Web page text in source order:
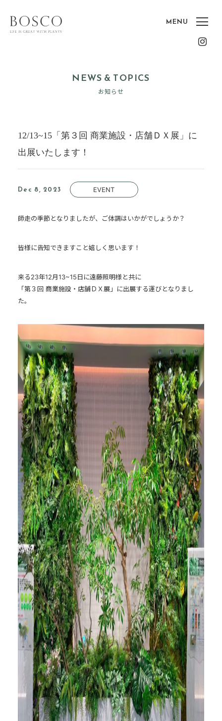
NEWS & TOPICS
お知らせ
12/13~15「第３回 商業施設・店舗ＤＸ展」に
出展いたします！
Dec 8, 2023 EVENT
師走の季節となりましたが、ご体調はいかがでしょうか？
皆様に告知できますこと嬉しく思います！
来る23年12月13~15日に遠藤照明様と共に
「第３回 商業施設・店舗ＤＸ展」に出展する運びとなりまし
た。